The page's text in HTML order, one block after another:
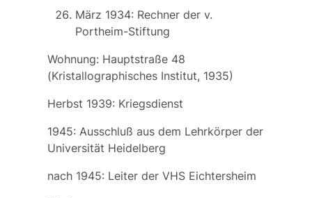
März 1934: Rechner der v.
Portheim-Stiftung
Wohnung: Hauptstraße 48
(Kristallographisches Institut, 1935)
Herbst 1939: Kriegsdienst
1945: Ausschluß aus dem Lehrkörper der
Universität Heidelberg
nach 1945: Leiter der VHS Eichtersheim